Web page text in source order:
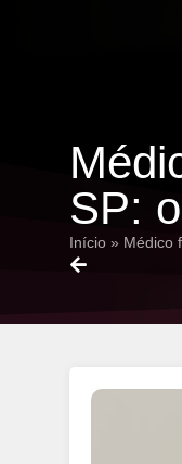
SP:
Início » Médico